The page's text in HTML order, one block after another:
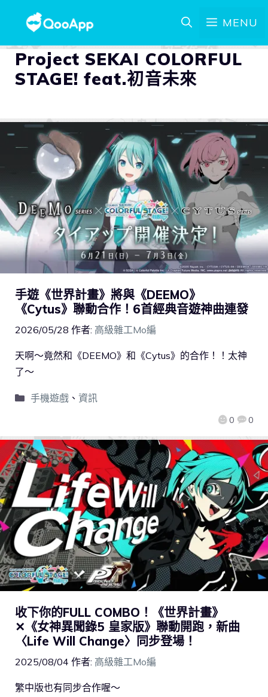
MENU
Project SEKAI COLORFUL
STAGE! feat.初音未來
手遊《世界計畫》將與《DEEMO》
《Cytus》聯動合作！6首經典音遊神曲連發
2026/05/28 作者: 高級雜工Mo編
0 0
天啊～竟然和《DEEMO》和《Cytus》的合作！！太神
了～
手機遊戲、 資訊
收下你的FULL COMBO！《世界計畫》
✕《女神異聞錄5 皇家版》聯動開跑，新曲
〈Life Will Change〉同步登場！
2025/08/04 作者: 高級雜工Mo編
繁中版也有同步合作喔～